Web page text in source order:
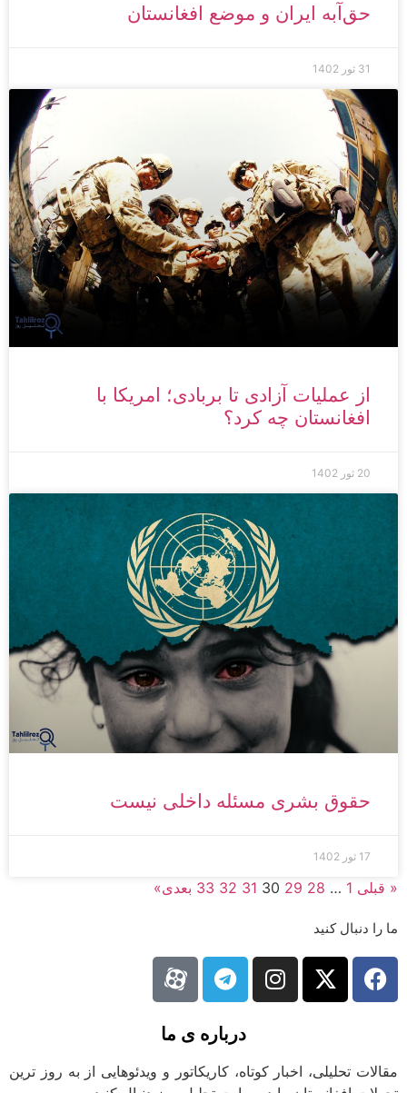
حق‌آبه ایران و موضع افغانستان
31 ثور 1402
از عملیات آزادی تا بربادی؛ امریکا با
افغانستان چه کرد؟
20 ثور 1402
حقوق بشری مسئله داخلی نیست
17 ثور 1402
« قبلی 1
…
28
29
30
31
32
33 بعدی»
ما را دنبال کنید
درباره ی ما
مقالات تحلیلی، اخبار کوتاه، کاریکاتور و ویدئوهایی از به روز ترین